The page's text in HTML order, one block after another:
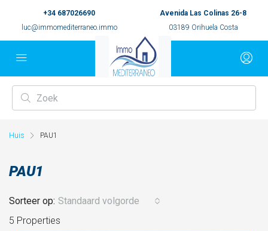
+34 687026690
luc@immomediterraneo.immo
Avenida Las Colinas 26-8
03189 Orihuela Costa
Huis PAU1
PAU1
5 Properties
Sorteer op: Standaard volgorde